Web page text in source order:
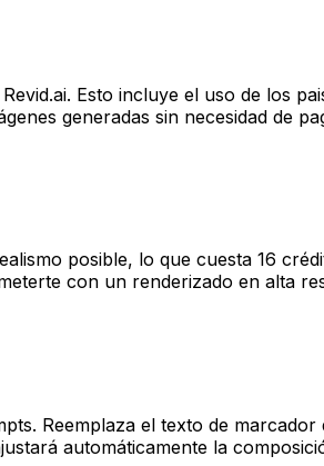
Esto incluye el uso de los
generadas sin necesidad de
posible, lo que cuesta 16
con un renderizado en alta
Reemplaza el texto de
automáticamente la